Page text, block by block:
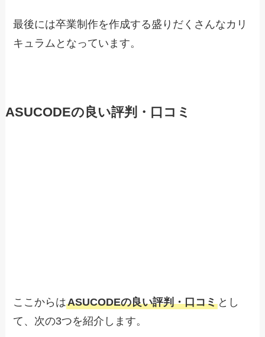
最後には卒業制作を作成する盛りだくさんなカリ
キュラムとなっています。
ASUCODEの良い評判・口コミ
ここからはASUCODEの良い評判・口コミ とし
て、次の3つを紹介します。